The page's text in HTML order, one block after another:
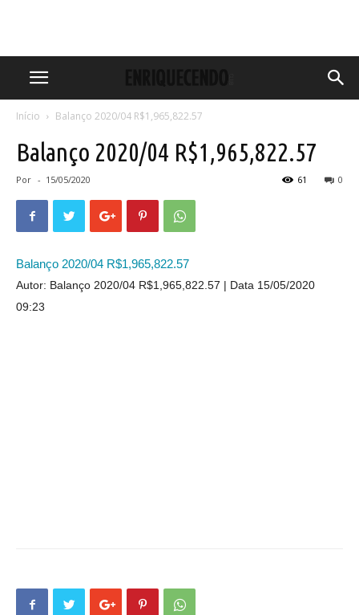
Início Balanço 2020/04 R$1,965,822.57
Balanço 2020/04 R$1,965,822.57
Por - 15/05/2020 0
61
Balanço 2020/04 R$1,965,822.57
Autor: Balanço 2020/04 R$1,965,822.57
Data 15/05/2020
09:23